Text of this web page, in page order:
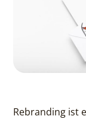
Rebranding ist